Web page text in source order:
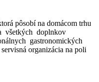
pôsobí na domácom trhu
všetkých doplnkov
gastronomických
organizácia na poli